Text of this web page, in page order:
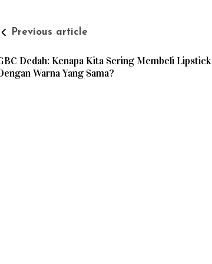
Previous article
Dedah: Kenapa Kita Sering Membeli Lipstick
Warna Yang Sama?